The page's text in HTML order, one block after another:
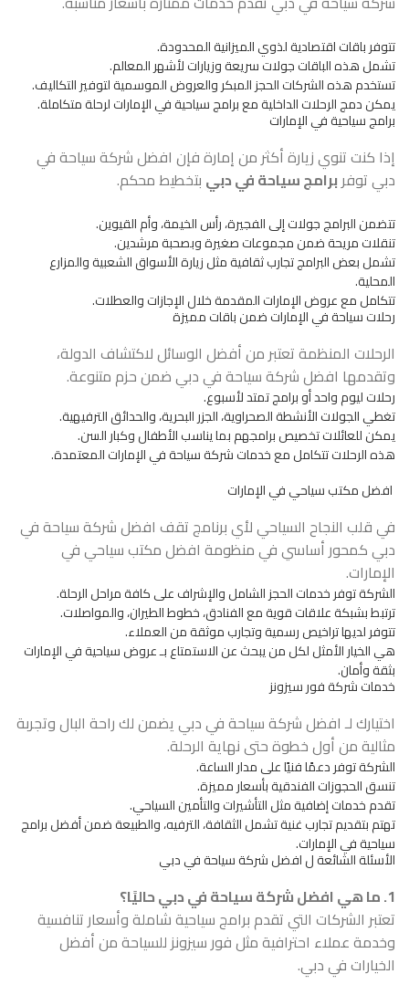
تتوفر باقات اقتصادية لذوي الميزانية المحدودة.
تشمل هذه الباقات جولات سريعة وزيارات لأشهر المعالم.
تستخدم هذه الشركات الحجز المبكر والعروض الموسمية لتوفير التكاليف.
يمكن دمج الرحلات الداخلية مع برامج سياحية في الإمارات لرحلة متكاملة.
برامج سياحية في الإمارات
إذا كنت تنوي زيارة أكثر من إمارة فإن افضل شركة سياحة في
دبي توفر برامج سياحة في دبي بتخطيط محكم.
تتضمن البرامج جولات إلى الفجيرة، رأس الخيمة، وأم القيوين.
تنقلات مريحة ضمن مجموعات صغيرة وبصحبة مرشدين.
تشمل بعض البرامج تجارب ثقافية مثل زيارة الأسواق الشعبية والمزارع
المحلية.
تتكامل مع عروض الإمارات المقدمة خلال الإجازات والعطلات.
رحلات سياحة في الإمارات ضمن باقات مميزة
الرحلات المنظمة تعتبر من أفضل الوسائل لاكتشاف الدولة،
وتقدمها افضل شركة سياحة في دبي ضمن حزم متنوعة.
رحلات ليوم واحد أو برامج تمتد لأسبوع.
تغطي الجولات الأنشطة الصحراوية، الجزر البحرية، والحدائق الترفيهية.
يمكن للعائلات تخصيص برامجهم بما يناسب الأطفال وكبار السن.
هذه الرحلات تتكامل مع خدمات شركة سياحة في الإمارات المعتمدة.
افضل مكتب سياحي في الإمارات
في قلب النجاح السياحي لأي برنامج تقف افضل شركة سياحة في
دبي كمحور أساسي في منظومة افضل مكتب سياحي في
الإمارات.
الشركة توفر خدمات الحجز الشامل والإشراف على كافة مراحل الرحلة.
ترتبط بشبكة علاقات قوية مع الفنادق، خطوط الطيران، والمواصلات.
تتوفر لديها تراخيص رسمية وتجارب موثقة من العملاء.
هي الخيار الأمثل لكل من يبحث عن الاستمتاع بـ عروض سياحية في الإمارات
بثقة وأمان.
خدمات شركة فور سيزونز
اختيارك لـ افضل شركة سياحة في دبي يضمن لك راحة البال وتجربة
مثالية من أول خطوة حتى نهاية الرحلة.
الشركة توفر دعمًا فنيًا على مدار الساعة.
تنسق الحجوزات الفندقية بأسعار مميزة.
تقدم خدمات إضافية مثل التأشيرات والتأمين السياحي.
تهتم بتقديم تجارب غنية تشمل الثقافة، الترفيه، والطبيعة ضمن أفضل برامج
سياحية في الإمارات.
الأسئلة الشائعة ل افضل شركة سياحة في دبي
1. ما هي افضل شركة سياحة في دبي حاليًا؟
تعتبر الشركات التي تقدم برامج سياحية شاملة وأسعار تنافسية
وخدمة عملاء احترافية مثل فور سيزونز للسياحة من أفضل
الخيارات في دبي.